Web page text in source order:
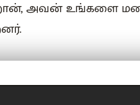
அவன் உங்களை